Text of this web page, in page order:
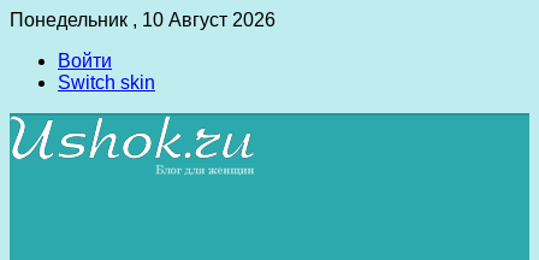
Понедельник , 10 Август 2026
Войти
Switch skin